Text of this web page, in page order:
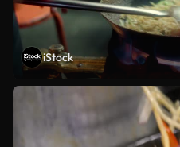
iStock